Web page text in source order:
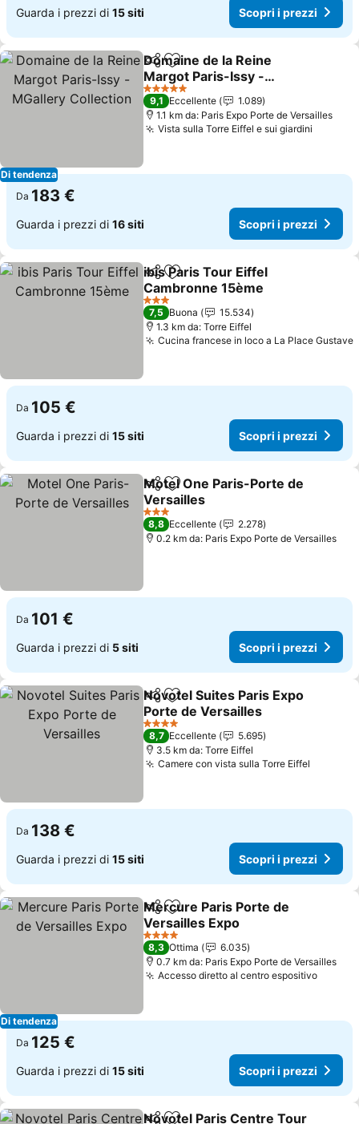
Guarda i prezzi di 15 siti Scopri i prezzi
Di tendenza
CondividiAggiungi ai preferiti
Domaine de la Reine
Margot Paris-Issy -
MGallery Collection
5 Stelle
9,1 Eccellente
1.089
1.1 km da: Paris Expo Porte de Versailles
Vista sulla Torre Eiffel e sui giardini
Da 183 €
Guarda i prezzi di 16 siti Scopri i prezzi
CondividiAggiungi ai preferiti
ibis Paris Tour Eiffel
Cambronne 15ème
3 Stelle
7,5 Buona
15.534
1.3 km da: Torre Eiffel
Cucina francese in loco a La Place Gustave
Da 105 €
Guarda i prezzi di 15 siti Scopri i prezzi
CondividiAggiungi ai preferiti
Motel One Paris-Porte de
Versailles
3 Stelle
8,8 Eccellente
2.278
0.2 km da: Paris Expo Porte de Versailles
Da 101 €
Guarda i prezzi di 5 siti Scopri i prezzi
CondividiAggiungi ai preferiti
Novotel Suites Paris Expo
Porte de Versailles
4 Stelle
8,7 Eccellente
5.695
3.5 km da: Torre Eiffel
Camere con vista sulla Torre Eiffel
Da 138 €
Guarda i prezzi di 15 siti Scopri i prezzi
Di tendenza
CondividiAggiungi ai preferiti
Mercure Paris Porte de
Versailles Expo
4 Stelle
8,3 Ottima
6.035
0.7 km da: Paris Expo Porte de Versailles
Accesso diretto al centro espositivo
Da 125 €
Guarda i prezzi di 15 siti Scopri i prezzi
Novotel Paris Centre Tour